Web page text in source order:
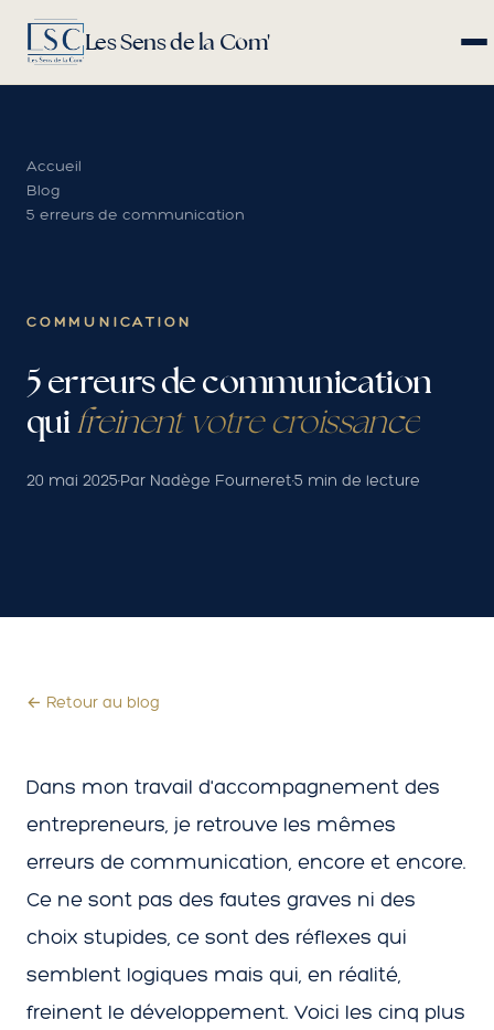
Les Sens de la Com'
Accueil
Blog
5 erreurs de communication
COMMUNICATION
5 erreurs de communication
quifreinent votre croissance
20 mai 2025·Par Nadège Fourneret·5 min de lecture
← Retour au blog
Dans mon travail d'accompagnement des
entrepreneurs, je retrouve les mêmes
erreurs de communication, encore et encore.
Ce ne sont pas des fautes graves ni des
choix stupides, ce sont des réflexes qui
semblent logiques mais qui, en réalité,
freinent le développement. Voici les cinq plus